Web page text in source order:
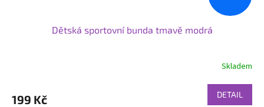
Dětská sportovní bunda tmavě modrá
Skladem
199 Kč DETAIL